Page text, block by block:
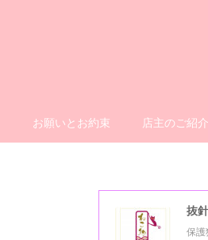
お願いとお約束 店主のご紹
保護